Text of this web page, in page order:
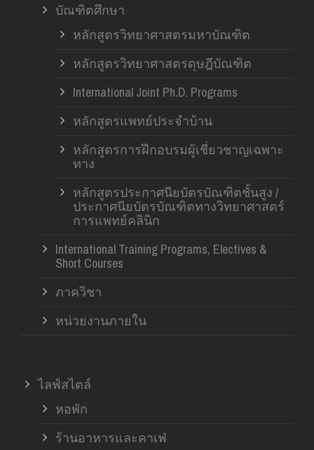
บัณฑิตศึกษา
หลักสูตรวิทยาศาสตรมหาบัณฑิต
หลักสูตรวิทยาศาสตรดุษฎีบัณฑิต
International Joint Ph.D. Programs
หลักสูตรแพทย์ประจำบ้าน
หลักสูตรการฝึกอบรมผู้เชี่ยวชาญเฉพาะ
ทาง
หลักสูตรประกาศนียบัตรบัณฑิตชั้นสูง /
ประกาศนียบัตรบัณฑิตทางวิทยาศาสตร์
การแพทย์คลินิก
International Training Programs, Electives &
Short Courses
ภาควิชา
หน่วยงานภายใน
ไลฟ์สไตล์
หอพัก
ร้านอาหารและคาเฟ่